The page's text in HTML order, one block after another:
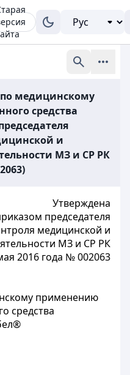
медицинскому
средства
и
МЗ и СР РК
Утверждена
председателя
медицинской и
МЗ и СР РК
2016 года № 002063
применению
средства